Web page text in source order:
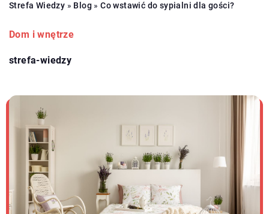
Strefa Wiedzy » Blog »Co wstawić do sypialni dla gości?
Dom i wnętrze
strefa-wiedzy